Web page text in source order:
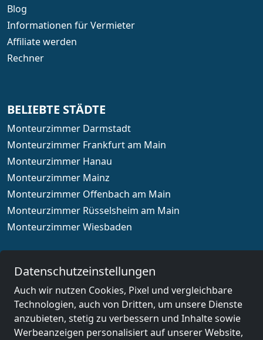
Blog
Informationen für Vermieter
Affiliate werden
Rechner
BELIEBTE STÄDTE
Monteurzimmer Darmstadt
Monteurzimmer Frankfurt am Main
Monteurzimmer Hanau
Monteurzimmer Mainz
Monteurzimmer Offenbach am Main
Monteurzimmer Rüsselsheim am Main
Monteurzimmer Wiesbaden
Länderauswahl
© 2026 www.monteurzimmerguru.de
Impressum
Datenschutzeinstellungen
Auch wir nutzen Cookies, Pixel und vergleichbare
Technologien, auch von Dritten, um unsere Dienste
anzubieten, stetig zu verbessern und Inhalte sowie
Werbeanzeigen personalisiert auf unserer Website,